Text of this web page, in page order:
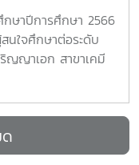
กษาปีการศึกษา 2566
นใจศึกษาต่อระดับ
ญญาเอก สาขาเคมี
ฑิตศึกษา
าศึกษาต่อระดับปริญญา
สมัครรอบที่ 3รอบ
ตั้งแต่บัดนี้ จนถึงวันที่